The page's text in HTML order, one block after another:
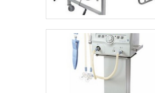
outros fatores.É por esses e outros
que a Inocsom Comércio e
Técnica Hospitalar é uma empresa
pela segurança quando
segmento de serviços de
calibragem em aparelhos médicos em
A empresa objetiva garantir tudo que